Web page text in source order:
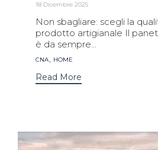
18 Dicembre 2025
Non sbagliare: scegli la
prodotto artigianale Il
è da sempre...
Tags
CNA, HOME
Read More